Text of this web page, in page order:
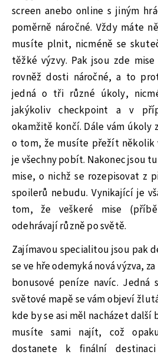
screen anebo online s jiným
poměrně náročné. Vždy máte
musíte plnit, nicméně se
těžké výzvy. Pak jsou zde
rovněž dosti náročné, a to
jedná o tři různé úkoly,
jakýkoliv checkpoint a v
okamžitě končí. Dále vám úkoly
o tom, že musíte přežít několik
je všechny pobít. Nakonec jsou
mise, o nichž se rozepisovat z
spoilerů nebudu. Vynikající je
tom, že veškeré mise
odehrávají různě po světě.
Zajímavou specialitou jsou pak
se ve hře odemyká nová výzva,
bonusové peníze navíc.
světové mapě se vám objeví
kde by se asi měl nacházet další
musíte sami najít, což
dostanete k finální